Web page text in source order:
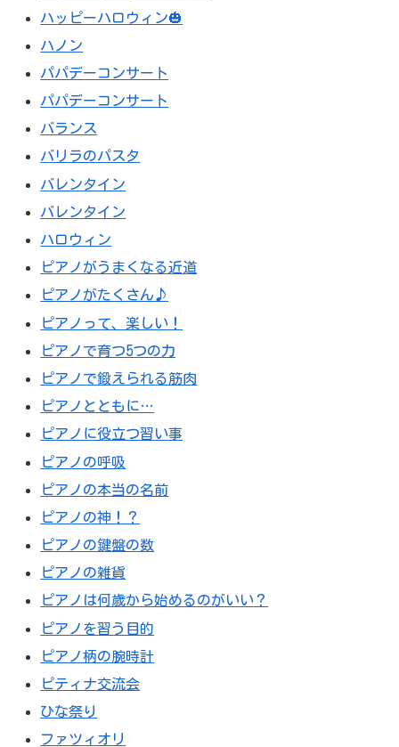
ハッピーハロウィン🎃
ハノン
パパデーコンサート
パパデーコンサート
バランス
バリラのパスタ
バレンタイン
バレンタイン
ハロウィン
ピアノがうまくなる近道
ピアノがたくさん♪
ピアノって、楽しい！
ピアノで育つ5つの力
ピアノで鍛えられる筋肉
ピアノとともに…
ピアノに役立つ習い事
ピアノの呼吸
ピアノの本当の名前
ピアノの神！？
ピアノの鍵盤の数
ピアノの雑貨
ピアノは何歳から始めるのがいい？
ピアノを習う目的
ピアノ柄の腕時計
ピティナ交流会
ひな祭り
ファツィオリ